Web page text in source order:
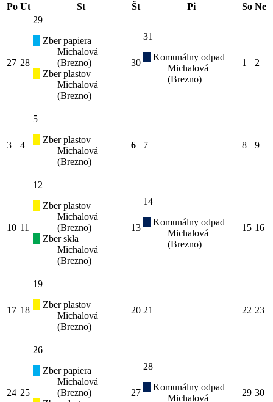
Po Ut St Št Pi So Ne
27 28
29
Zber papiera
Michalová
(Brezno)
Zber plastov
Michalová
(Brezno)
30
31
Komunálny odpad
Michalová
(Brezno)
1 2
3 4
5
Zber plastov
Michalová
(Brezno)
6 7 8 9
10 11
12
Zber plastov
Michalová
(Brezno)
Zber skla
Michalová
(Brezno)
13
14
Komunálny odpad
Michalová
(Brezno)
15 16
17 18
19
Zber plastov
Michalová
(Brezno)
20 21 22 23
24 25
26
Zber papiera
Michalová
(Brezno)
27
28
Komunálny odpad
Michalová
29 30